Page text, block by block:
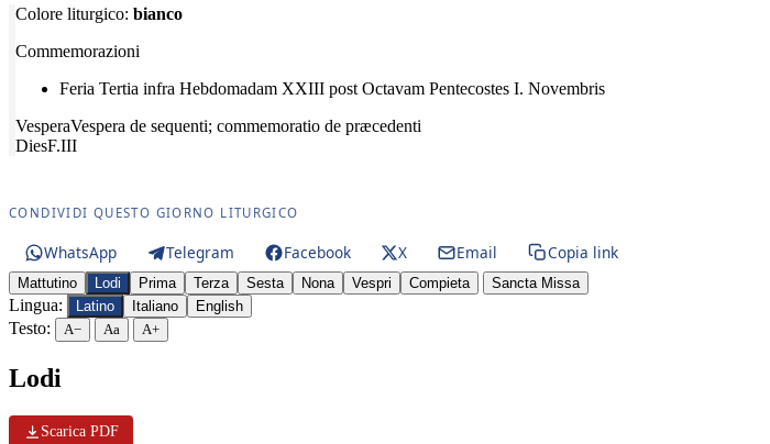
Colore liturgico: bianco
Commemorazioni
Feria Tertia infra Hebdomadam XXIII post Octavam Pentecostes I. Novembris
VesperaVespera de sequenti; commemoratio de præcedenti
DiesF.III
CONDIVIDI QUESTO GIORNO LITURGICO
WhatsApp Telegram Facebook X Email Copia link
Mattutino Lodi Prima Terza Sesta Nona Vespri Compieta Sancta Missa
Lingua: Latino Italiano English
Testo: A− Aa A+
Lodi
Scarica PDF